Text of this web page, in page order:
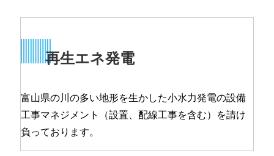
再生エネ発電
富山県の川の多い地形を生かした小水力発電の設備
工事マネジメント（設置、配線工事を含む）を請け
負っております。